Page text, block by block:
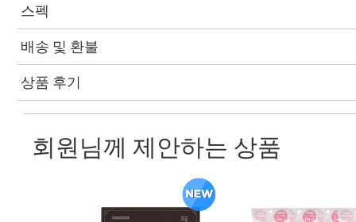
스펙
배송 및 환불
상품 후기
회원님께 제안하는 상품